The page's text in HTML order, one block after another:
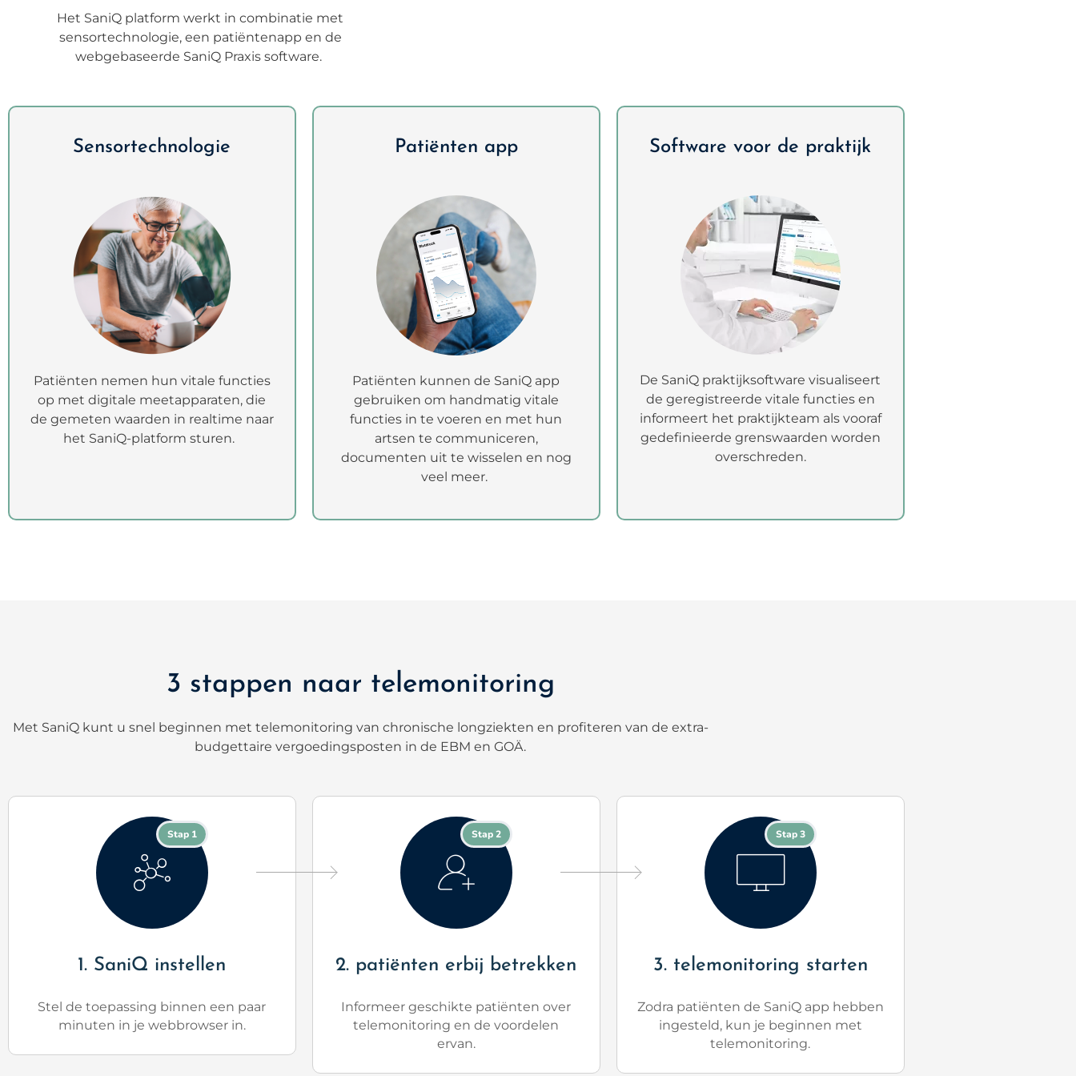
Het SaniQ platform werkt in combinatie met
sensortechnologie, een patiëntenapp en de
webgebaseerde SaniQ Praxis software.
Sensortechnologie
Patiënten nemen hun vitale functies
op met digitale meetapparaten, die
de gemeten waarden in realtime naar
het SaniQ-platform sturen.
Patiënten app
Patiënten kunnen de SaniQ app
gebruiken om handmatig vitale
functies in te voeren en met hun
artsen te communiceren,
documenten uit te wisselen en nog
veel meer.
Software voor de praktijk
De SaniQ praktijksoftware visualiseert
de geregistreerde vitale functies en
informeert het praktijkteam als vooraf
gedefinieerde grenswaarden worden
overschreden.
3 stappen naar telemonitoring
Met SaniQ kunt u snel beginnen met telemonitoring van chronische longziekten en profiteren van de extra-
budgettaire vergoedingsposten in de EBM en GOÄ.
Stap 1
1. SaniQ instellen
Stel de toepassing binnen een paar
minuten in je webbrowser in.
Stap 2
2. patiënten erbij betrekken
Informeer geschikte patiënten over
telemonitoring en de voordelen
ervan.
Stap 3
3. telemonitoring starten
Zodra patiënten de SaniQ app hebben
ingesteld, kun je beginnen met
telemonitoring.